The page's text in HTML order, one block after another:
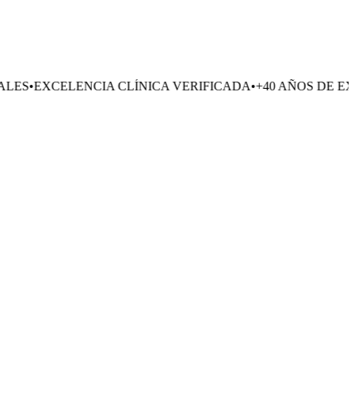
CLÍNICA VERIFICADA•+40 AÑOS DE EXPERIENCIA•